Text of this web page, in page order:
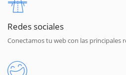
Redes sociales
Conectamos tu web con las principales